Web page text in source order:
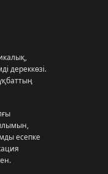
дереккөзі.
есепке